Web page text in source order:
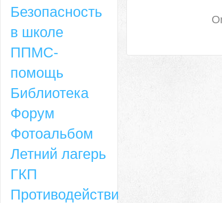
Адрес
6-49, электронный адрес: aja_70@mail.ru
Безопасность
в школе
ППМС-
помощь
Библиотека
Форум
Фотоальбом
Летний лагерь
ГКП
Противодействие